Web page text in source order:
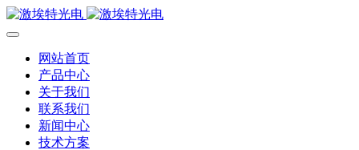
网站首页
产品中心
关于我们
联系我们
新闻中心
技术方案